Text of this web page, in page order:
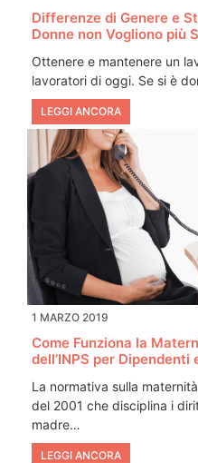
Differenze di Genere e
Donne non Vogliono più
Ottenere e mantenere un
lavoratori di oggi. Se si è
LEGGI ANCORA
1 MARZO 2019
Come Funziona la
dell’INPS per Dipendenti
La normativa sulla
del 2001 che disciplina i
madre…
LEGGI ANCORA